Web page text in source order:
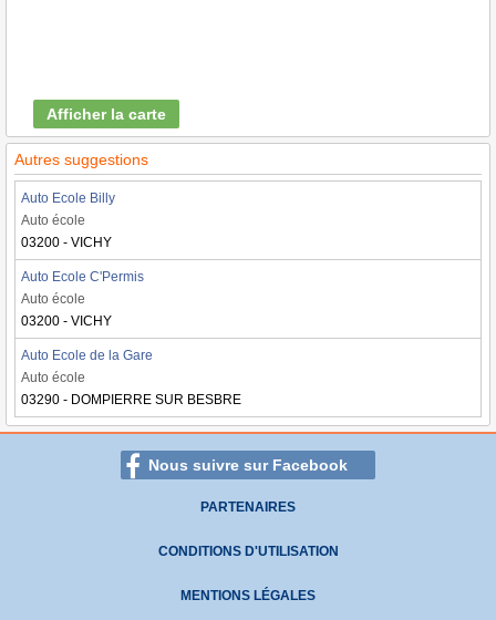
Afficher la carte
Autres suggestions
Auto Ecole Billy
Auto école
03200 - VICHY
Auto Ecole C'Permis
Auto école
03200 - VICHY
Auto Ecole de la Gare
Auto école
03290 - DOMPIERRE SUR BESBRE
Nous suivre sur Facebook
PARTENAIRES
CONDITIONS D'UTILISATION
MENTIONS LÉGALES